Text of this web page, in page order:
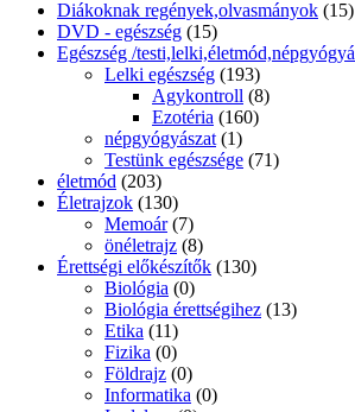
Biológia (0)
Biológia érettségihez
(13)
Etika (11)
Fizika (0)
Földrajz (0)
Informatika (0)
Irodalom (0)
Kémia (0)
magyar érettségi
(16)
Matematika
matematika érettségi
Nyelvtan (0)
Rajz Művészettörténet
Testnevelés
Történelem (0)
történelem érettségi
(20)
Esküvő (1)
Fantasy (112)
Fejlesztők kicsiknek, diákoknak